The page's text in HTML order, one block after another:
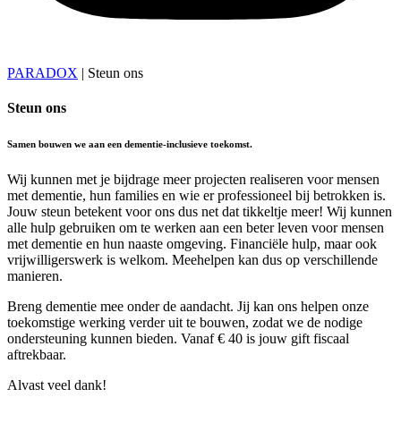
PARADOX | Steun ons
Steun ons
Samen bouwen we aan een dementie-inclusieve toekomst.
Wij kunnen met je bijdrage meer projecten realiseren voor mensen
met dementie, hun families en wie er professioneel bij betrokken is.
Jouw steun betekent voor ons dus net dat tikkeltje meer! Wij kunnen
alle hulp gebruiken om te werken aan een beter leven voor mensen
met dementie en hun naaste omgeving. Financiële hulp, maar ook
vrijwilligerswerk is welkom. Meehelpen kan dus op verschillende
manieren.
Breng dementie mee onder de aandacht. Jij kan ons helpen onze
toekomstige werking verder uit te bouwen, zodat we de nodige
ondersteuning kunnen bieden. Vanaf € 40 is jouw gift fiscaal
aftrekbaar.
Alvast veel dank!